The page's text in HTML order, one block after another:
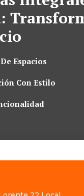
Espacios
Con Estilo